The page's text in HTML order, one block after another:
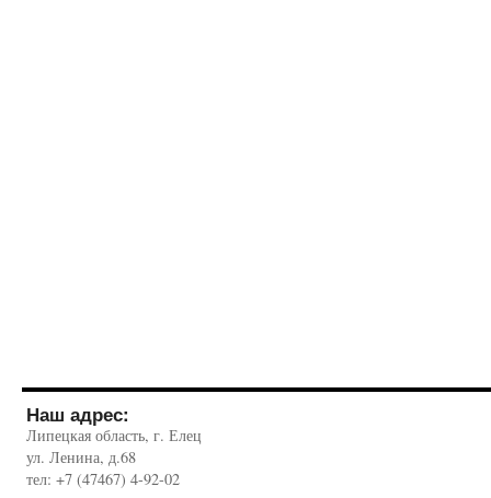
Наш адрес:
Липецкая область, г. Елец
ул. Ленина, д.68
тел: +7 (47467) 4-92-02